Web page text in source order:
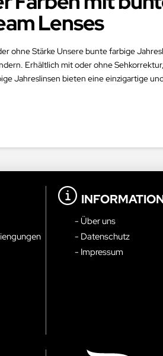
Lenses
ohne Stärke Unsere bunte farbige
Erhältlich mit oder ohne
Jahreslinsen bieten eine einzigartige
- Über uns
- Datenschutz
- Impressum